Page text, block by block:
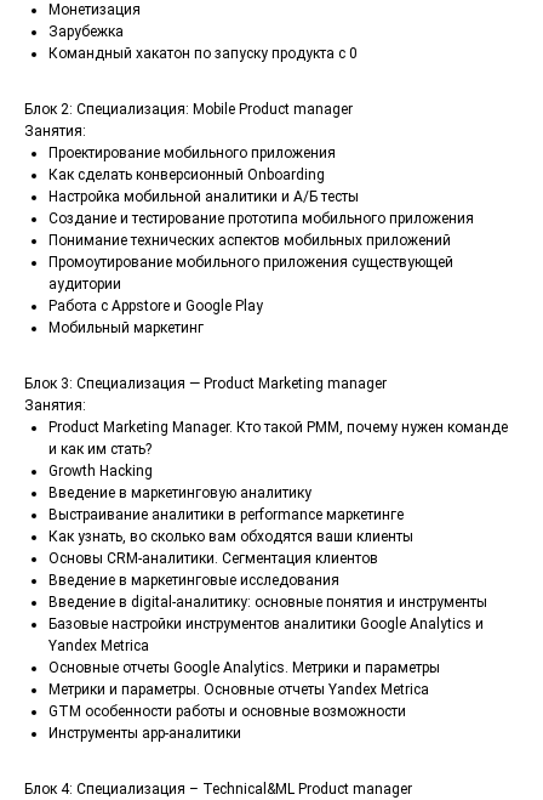
Монетизация
Зарубежка
Командный хакатон по запуску продукта с 0
Блок 2: Специализация: Mobile Product manager
Занятия:
Проектирование мобильного приложения
Как сделать конверсионный Onboarding
Настройка мобильной аналитики и А/Б тесты
Создание и тестирование прототипа мобильного приложения
Понимание технических аспектов мобильных приложений
Промоутирование мобильного приложения существующей
аудитории
Работа с Appstore и Google Play
Мобильный маркетинг
Блок 3: Специализация — Product Marketing manager
Занятия:
Product Marketing Manager. Кто такой PMM, почему нужен команде
и как им стать?
Growth Hacking
Введение в маркетинговую аналитику
Выстраивание аналитики в performance маркетинге
Как узнать, во сколько вам обходятся ваши клиенты
Основы CRM-аналитики. Сегментация клиентов
Введение в маркетинговые исследования
Введение в digital-аналитику: основные понятия и инструменты
Базовые настройки инструментов аналитики Google Analytics и
Yandex Metrica
Основные отчеты Google Analytics. Метрики и параметры
Метрики и параметры. Основные отчеты Yandex Metrica
GTM особенности работы и основные возможности
Инструменты app-аналитики
Блок 4: Специализация – Technical&ML Product manager